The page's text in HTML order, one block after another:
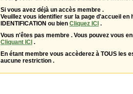
Si vous avez déjà un accès membre .
Veuillez vous identifier sur la page d'accueil en
IDENTIFICATION ou bien Cliquez ICI .
Vous n'êtes pas membre . Vous pouvez vous
Cliquant ICI .
En étant membre vous accèderez à TOUS les
aucune restriction .